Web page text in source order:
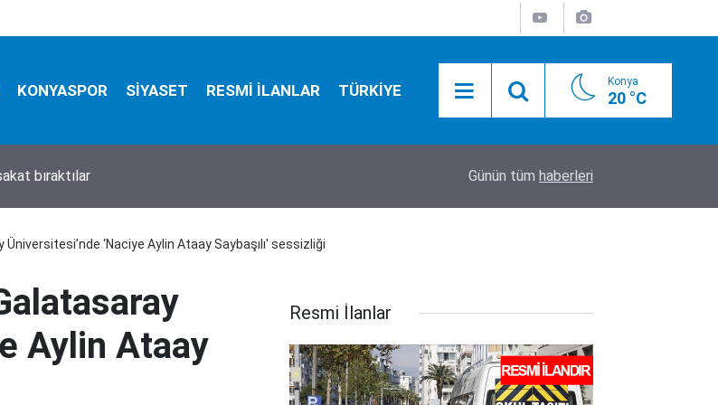
KONYASPOR SİYASET RESMİ İLANLAR TÜRKİYE Konya
20 °C
bıraktılar Konya yolunda flaş gelişme! Bakan Uraloğlu
Günün tüm haberleri
‘Naciye Aylin Ataay Saybaşılı' sessizliği
Aylin Ataay
Resmi İlanlar